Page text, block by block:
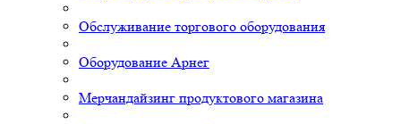
Обслуживание торгового оборудования
Оборудование Арнег
Мерчандайзинг продуктового магазина